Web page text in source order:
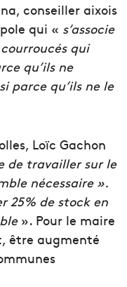
conseiller aixois
qui « s’associe
qui
qu’ils ne
parce qu’ils ne le
Loïc Gachon
de travailler sur le
nécessaire ».
25% de stock en
». Pour le maire
être augmenté